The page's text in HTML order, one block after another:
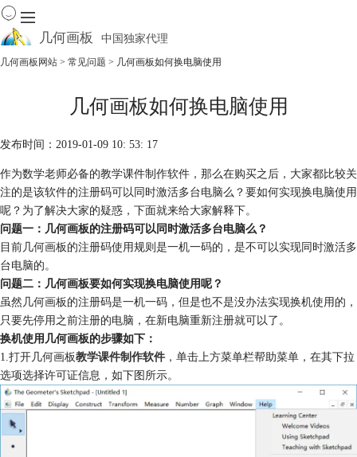
几何画板 中国独家代理
资源中心
软件商城
几何画板网站 > 常见问题 > 几何画板如何换电脑使用
几何画板如何换电脑使用
发布时间：2019-01-09 10: 53: 17
作为数学老师必备的教学课件制作软件，那么在购买之后，大家都比较关
注的是该软件的注册码可以同时激活多台电脑么？要如何实现换电脑使用
呢？为了解决大家的疑惑，下面就来给大家解释下。
问题一：几何画板的注册码可以同时激活多台电脑么？
目前几何画板的注册码使用规则是一机一码的，是不可以实现同时激活多
台电脑的。
问题二：几何画板要如何实现换电脑使用呢？
虽然几何画板的注册码是一机一码，但是也不是没办法实现换机使用的，
只要先停用之前注册的电脑，在新电脑重新注册就可以了。
换机使用几何画板的步骤如下：
1.打开几何画板教学课件制作软件，单击上方菜单栏帮助菜单，在其下拉
选项选择许可证信息，如下图所示。